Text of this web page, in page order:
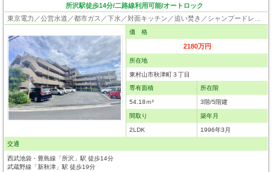
所沢駅徒歩14分/二路線利用可能/オートロック
価 格
2180万円
所在地
東村山市秋津町３丁目
専有面積
54.18ｍ²
所在階
3階/5階建
間取り
2LDK
築年月
1996年3月
交通
西武池袋・豊島線「所沢」駅 徒歩14分
武蔵野線「新秋津」駅 徒歩19分